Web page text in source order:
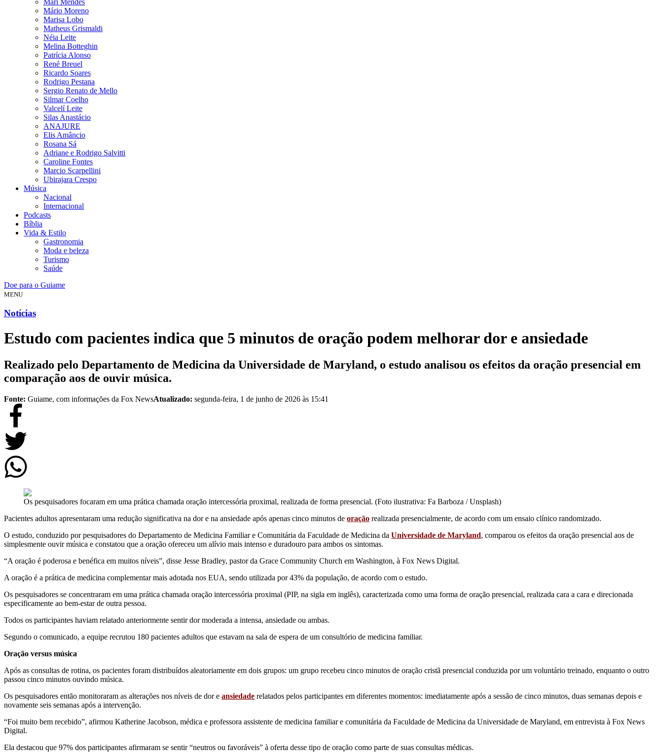
Mari Mendes
Mário Moreno
Marisa Lobo
Matheus Grismaldi
Néia Leite
Melina Botteghin
Patrícia Alonso
René Breuel
Ricardo Soares
Rodrigo Pestana
Sergio Renato de Mello
Silmar Coelho
Valcelí Leite
Silas Anastácio
ANAJURE
Elis Amâncio
Rosana Sá
Adriane e Rodrigo Salvitti
Caroline Fontes
Marcio Scarpellini
Ubirajara Crespo
Música
Nacional
Internacional
Podcasts
Bíblia
Vida & Estilo
Gastronomia
Moda e beleza
Turismo
Saúde
Doe para o Guiame
MENU
Notícias
Estudo com pacientes indica que 5 minutos de oração podem melhorar dor e ansiedade
Realizado pelo Departamento de Medicina da Universidade de Maryland, o estudo analisou os efeitos da oração presencial em
comparação aos de ouvir música.
Fonte: Guiame, com informações da Fox NewsAtualizado: segunda-feira, 1 de junho de 2026 às 15:41
Os pesquisadores focaram em uma prática chamada oração intercessória proximal, realizada de forma presencial. (Foto ilustrativa: Fa Barboza / Unsplash)
Pacientes adultos apresentaram uma redução significativa na dor e na ansiedade após apenas cinco minutos de oração realizada presencialmente, de acordo com um ensaio clínico randomizado.
O estudo, conduzido por pesquisadores do Departamento de Medicina Familiar e Comunitária da Faculdade de Medicina da Universidade de Maryland, comparou os efeitos da oração presencial aos de
simplesmente ouvir música e constatou que a oração ofereceu um alívio mais intenso e duradouro para ambos os sintomas.
“A oração é poderosa e benéfica em muitos níveis”, disse Jesse Bradley, pastor da Grace Community Church em Washington, à Fox News Digital.
A oração é a prática de medicina complementar mais adotada nos EUA, sendo utilizada por 43% da população, de acordo com o estudo.
Os pesquisadores se concentraram em uma prática chamada oração intercessória proximal (PIP, na sigla em inglês), caracterizada como uma forma de oração presencial, realizada cara a cara e direcionada
especificamente ao bem-estar de outra pessoa.
Todos os participantes haviam relatado anteriormente sentir dor moderada a intensa, ansiedade ou ambas.
Segundo o comunicado, a equipe recrutou 180 pacientes adultos que estavam na sala de espera de um consultório de medicina familiar.
Oração versus música
Após as consultas de rotina, os pacientes foram distribuídos aleatoriamente em dois grupos: um grupo recebeu cinco minutos de oração cristã presencial conduzida por um voluntário treinado, enquanto o outro
passou cinco minutos ouvindo música.
Os pesquisadores então monitoraram as alterações nos níveis de dor e ansiedade relatados pelos participantes em diferentes momentos: imediatamente após a sessão de cinco minutos, duas semanas depois e
novamente seis semanas após a intervenção.
“Foi muito bem recebido”, afirmou Katherine Jacobson, médica e professora assistente de medicina familiar e comunitária da Faculdade de Medicina da Universidade de Maryland, em entrevista à Fox News
Digital.
Ela destacou que 97% dos participantes afirmaram se sentir “neutros ou favoráveis” à oferta desse tipo de oração como parte de suas consultas médicas.